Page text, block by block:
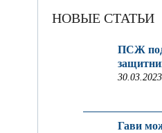
НОВЫЕ СТАТЬИ
ПСЖ
30.03.2023
Гави